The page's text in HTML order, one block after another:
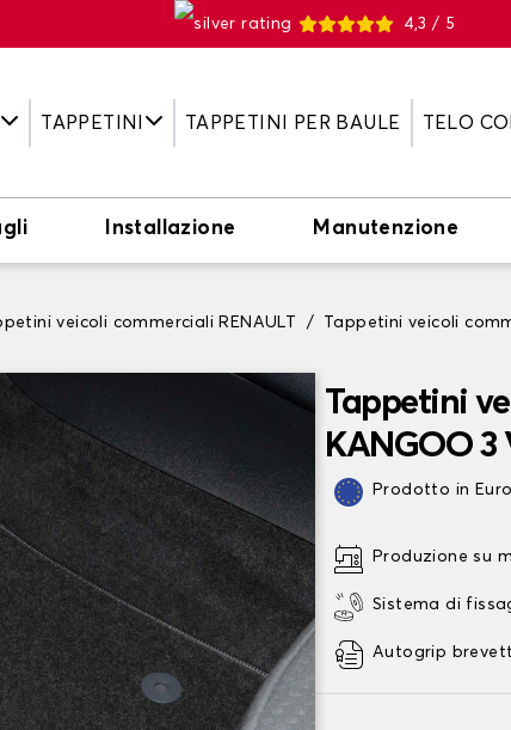
4,3 / 5
TAPPETINI TAPPETINI PER BAULE TELO
Installazione Manutenzione
veicoli commerciali RENAULT Tappetini veicoli
Tappetini
KANGOO 3
Prodotto in
Produzione su
Sistema di
Autogrip